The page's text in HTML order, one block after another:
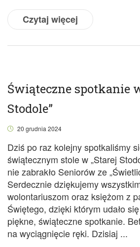
Czytaj więcej
Świąteczne spotkanie
Stodole”
20 grudnia 2024
Dziś po raz kolejny spotkaliśmy
świątecznym stole w „Starej
nie zabrakło Seniorów ze
Serdecznie dziękujemy
wolontariuszom oraz księżom z
Świętego, dzięki którym udało
piękne, świąteczne spotkanie.
na wyciągnięcie ręki. Dzisiaj ...